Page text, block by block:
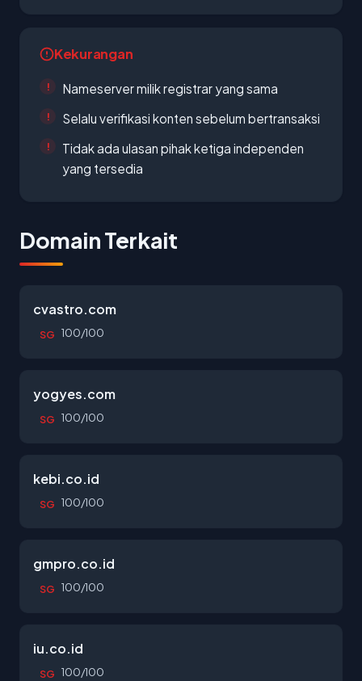
Kekurangan
Nameserver milik registrar yang sama
Selalu verifikasi konten sebelum bertransaksi
Tidak ada ulasan pihak ketiga independen
yang tersedia
Domain Terkait
cvastro.com
SG 100/100
yogyes.com
SG 100/100
kebi.co.id
SG 100/100
gmpro.co.id
SG 100/100
iu.co.id
SG 100/100